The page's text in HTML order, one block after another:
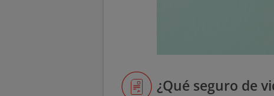
¿Qué seguro de